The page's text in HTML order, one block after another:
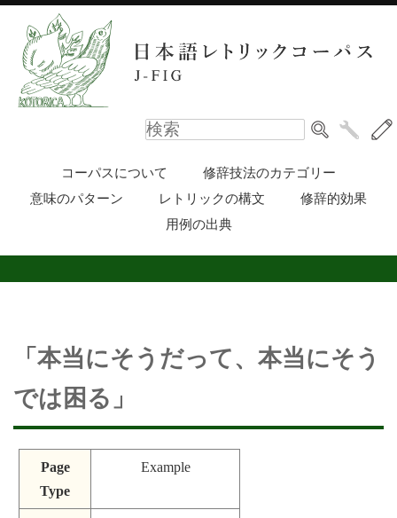
コーパスについて
修辞技法のカテゴリー
意味のパターン
レトリックの構文
修辞的効果
用例の出典
「本当にそうだって、本当にそう
では困る」
Page
Type
Example